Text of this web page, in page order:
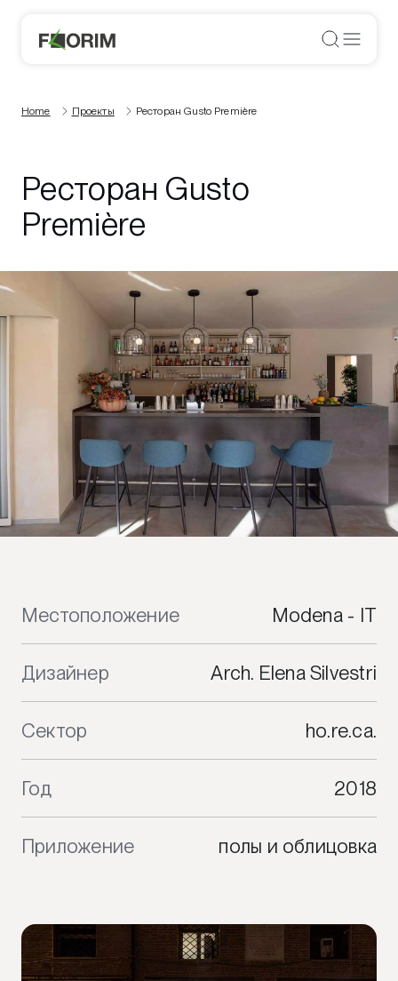
Home Проекты Ресторан Gusto Première
Ресторан Gusto
Première
Местоположение Modena - IT
Дизайнер Arch. Elena Silvestri
Сектор ho.re.ca.
Год 2018
Приложение полы и облицовка